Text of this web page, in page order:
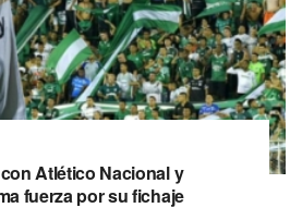
Atlético Nacional y
fuerza por su fichaje